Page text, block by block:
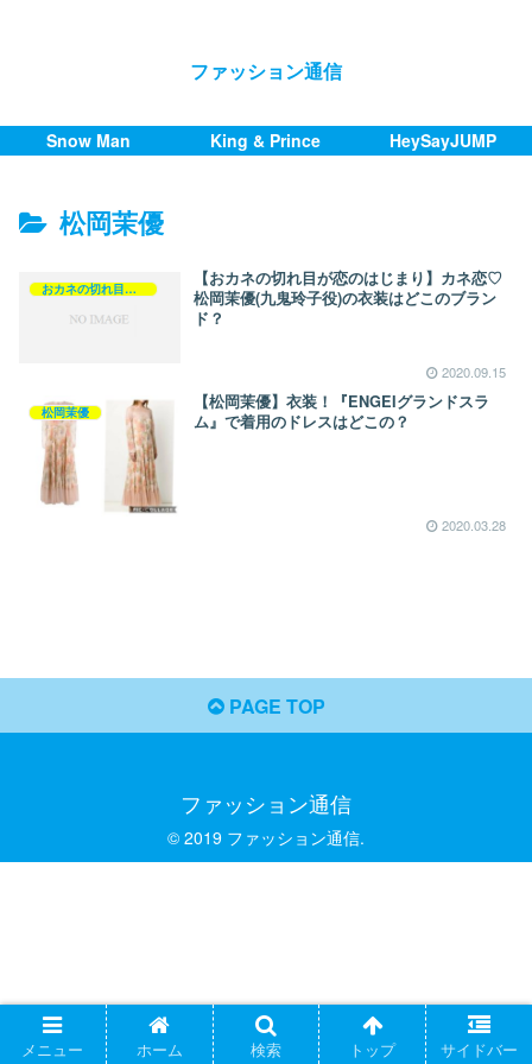
ファッション通信
Snow Man King & Prince HeySayJUMP
松岡茉優
おカネの切れ目が恋のはじまり
【おカネの切れ目が恋のはじまり】カネ恋♡
松岡茉優(九鬼玲子役)の衣装はどこのブラン
ド？
2020.09.15
松岡茉優
【松岡茉優】衣装！『ENGEIグランドスラ
ム』で着用のドレスはどこの？
2020.03.28
PAGE TOP
ファッション通信
© 2019 ファッション通信.
メニュー ホーム 検索 トップ サイドバー